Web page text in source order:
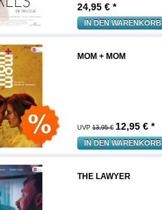
24,95 € *
IN DEN WARENKORB
MOM + MOM
UVP 13,95 € 12,95 € *
IN DEN WARENKORB
THE LAWYER